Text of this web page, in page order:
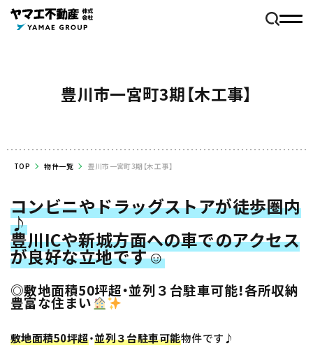
豊川市一宮町3期【木工事】
TOP 物件一覧 豊川市一宮町3期【木工事】
コンビニやドラッグストアが徒歩圏内
♪
豊川ICや新城方面への車でのアクセス
が良好な立地です☺
◎敷地面積50坪超・並列３台駐車可能！各所収納
豊富な住まい
敷地面積50坪超・並列３台駐車可能物件です♪